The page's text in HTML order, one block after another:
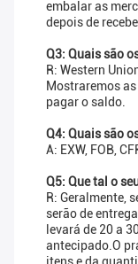
embalar as
depois de
Q3: Quais são
R: Western
Mostraremos
pagar o saldo.
Q4: Quais são
A: EXW, FOB,
Q5: Que tal o
R: Geralmente,
serão de
levará de 20 a
antecipado.O
itens e da